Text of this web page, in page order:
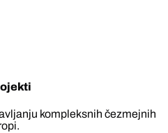
kompleksnih čezmejnih